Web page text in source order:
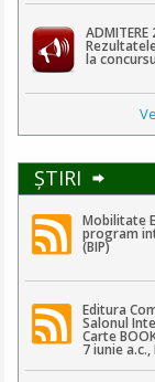
ADMITERE
la
ŞTIRI
Mobilitate
program
(BIP)
Editura
Salonul
Carte
7 iunie a.c.,